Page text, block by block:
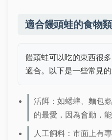
適合饅頭蛙的食物
饅頭蛙可以吃的東西很
適合。以下是一些常見的
活餌：如蟋蟀、麵包
的最愛，因為會動，
人工飼料：市面上有